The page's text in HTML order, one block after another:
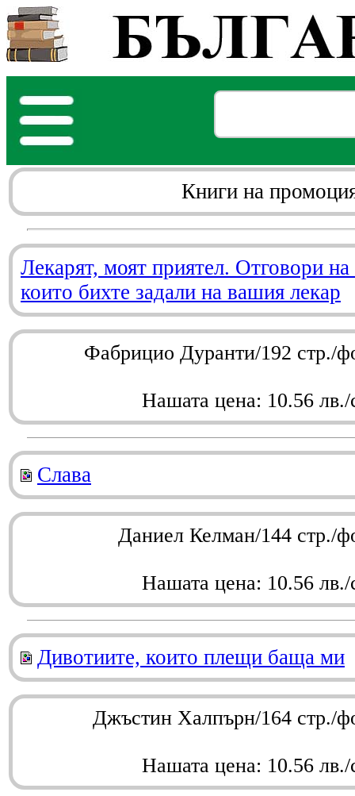
Книги на
Лекарят, моят приятел. Отговори
които бихте задали на вашия лекар
Фабрицио Дуранти/192 стр./
Нашата цена: 10.56 лв./
Слава
Даниел Келман/144 стр./
Нашата цена: 10.56 лв./
Дивотиите, които плещи баща ми
Джъстин Халпърн/164 стр./
Нашата цена: 10.56 лв./